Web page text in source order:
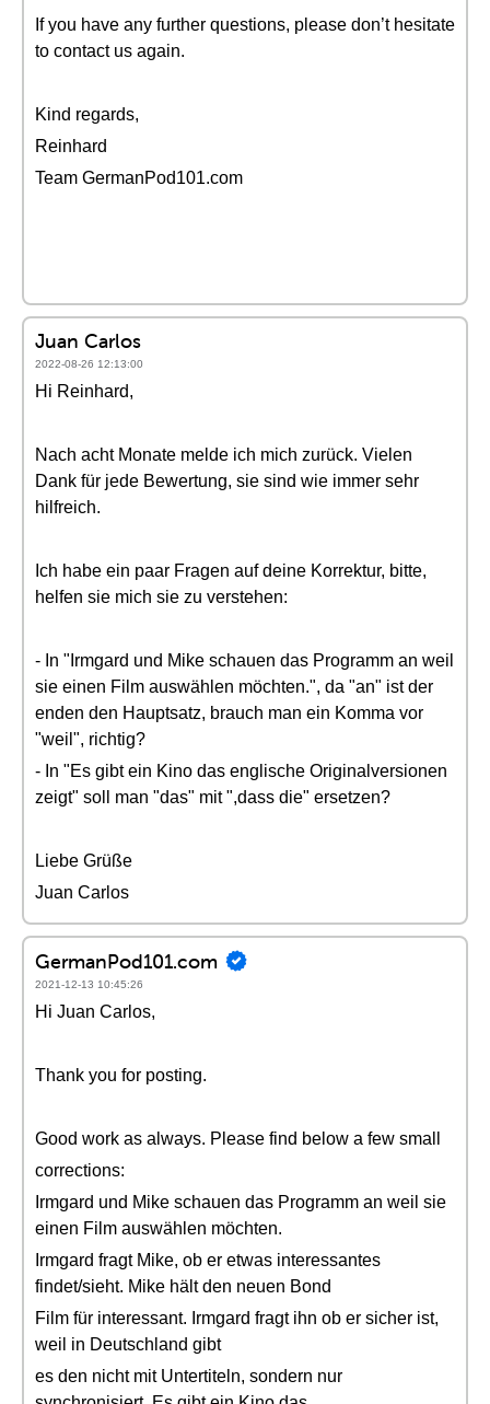
If you have any further questions, please don’t hesitate
to contact us again.
Kind regards,
Reinhard
Team GermanPod101.com
Juan Carlos
2022-08-26 12:13:00
Hi Reinhard,
Nach acht Monate melde ich mich zurück. Vielen
Dank für jede Bewertung, sie sind wie immer sehr
hilfreich.
Ich habe ein paar Fragen auf deine Korrektur, bitte,
helfen sie mich sie zu verstehen:
- In "Irmgard und Mike schauen das Programm an weil
sie einen Film auswählen möchten.", da "an" ist der
enden den Hauptsatz, brauch man ein Komma vor
"weil", richtig?
- In "Es gibt ein Kino das englische Originalversionen
zeigt" soll man "das" mit ",dass die" ersetzen?
Liebe Grüße
Juan Carlos
GermanPod101.com
2021-12-13 10:45:26
Hi Juan Carlos,
Thank you for posting.
Good work as always. Please find below a few small
corrections:
Irmgard und Mike schauen das Programm an weil sie
einen Film auswählen möchten.
Irmgard fragt Mike, ob er etwas interessantes
findet/sieht. Mike hält den neuen Bond
Film für interessant. Irmgard fragt ihn ob er sicher ist,
weil in Deutschland gibt
es den nicht mit Untertiteln, sondern nur